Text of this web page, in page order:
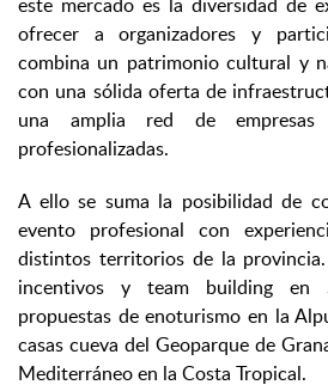
ofrecer a organizadores y
combina un patrimonio cultural y
con una sólida oferta de
una amplia red de empresas
profesionalizadas.
A ello se suma la posibilidad de
evento profesional con
distintos territorios de la
incentivos y team building en
propuestas de enoturismo en la
casas cueva del Geoparque de
Mediterráneo en la Costa Tropical.